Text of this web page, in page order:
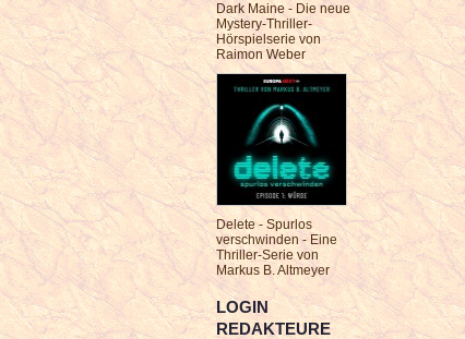
Dark Maine - Die neue
Mystery-Thriller-
Hörspielserie von
Raimon Weber
Delete - Spurlos
verschwinden - Eine
Thriller-Serie von
Markus B. Altmeyer
LOGIN
REDAKTEURE